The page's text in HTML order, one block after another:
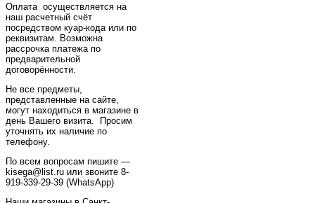
Оплата осуществляется на
наш расчетный счёт
посредством куар-кода или по
реквизитам. Возможна
рассрочка платежа по
предварительной
договорённости.
Не все предметы,
представленные на сайте,
могут находиться в магазине в
день Вашего визита. Просим
уточнять их наличие по
телефону.
По всем вопросам пишите —
kisega@list.ru или звоните 8-
919-339-29-39 (WhatsApp)